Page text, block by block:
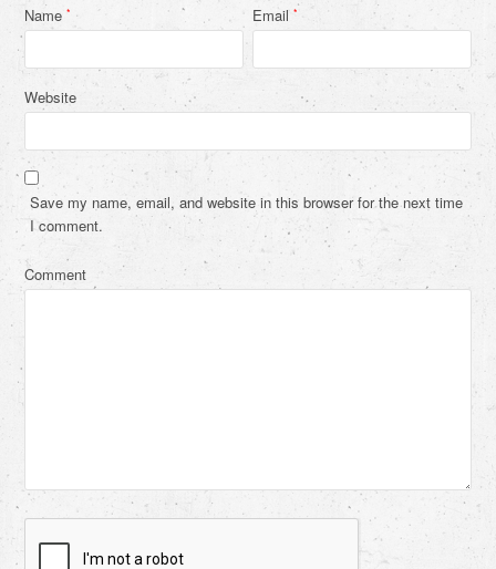
Name* Email*
Website
Save my name, email, and website in this browser for the next time
I comment.
Comment